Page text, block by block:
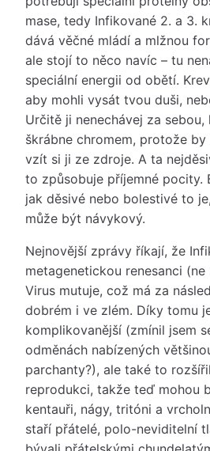
mase, tedy Infikované 2. a 3.
dává věčné mládí a mlžnou
ale stojí to něco navíc – tu
speciální energii od obětí.
aby mohli vysát tvou duši,
Určitě ji nenechávej za
škrábne chromem, protože
vzít si ji ze zdroje. A ta
to způsobuje příjemné pocity.
jak děsivé nebo bolestivé to
může být návykový.
Nejnovější zprávy říkají, že
metagenetickou renesanci
Virus mutuje, což má za
dobrém i ve zlém. Díky tomu
komplikovanější (zmínil jsem
odměnách nabízených
parchanty?), ale také to
reprodukci, takže teď mohou
kentauři, nágy, tritóni a
staří přátelé, polo-neviditelní